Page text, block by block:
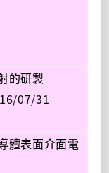
的研製
07/31
體表面介面電